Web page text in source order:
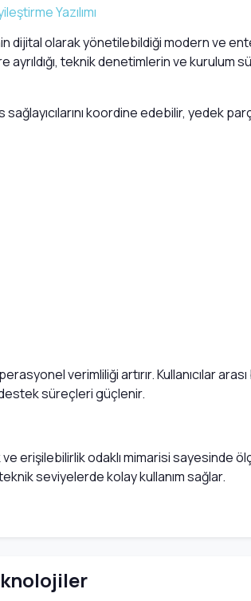
Yazılımı
dijital olarak yönetilebildiği modern ve
teknik denetimlerin ve kurulum
koordine edebilir, yedek
verimliliği artırır. Kullanıcılar arası
süreçleri güçlenir.
erişilebilirlik odaklı mimarisi sayesinde
seviyelerde kolay kullanım sağlar.